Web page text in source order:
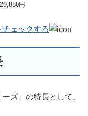
29,880円
ェックする
ズ」の特長として、